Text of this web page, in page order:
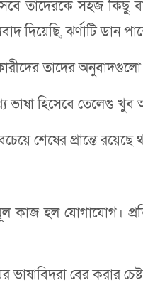
তাদেরকে সহজ কিছু
দিয়েছি, ঝর্ণাটি ডান
তাদের
হিসেবে তেলেগু খুব
শেষের প্রান্তে
কাজ হল যোগাযোগ।
ভাষাবিদরা বের করার